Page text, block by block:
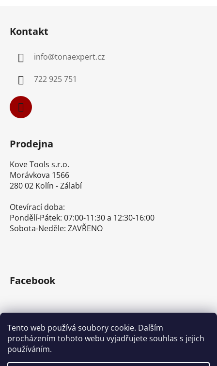
Tento web používá soubory cookie. Dalším
procházením tohoto webu vyjadřujete souhlas s jejich
používáním.
Kontakt
info@tonaexpert.cz
722 925 751
Prodejna
Kove Tools s.r.o.
Morávkova 1566
280 02 Kolín - Zálabí
Otevírací doba:
Pondělí-Pátek: 07:00-11:30 a 12:30-16:00
Sobota-Neděle: ZAVŘENO
Facebook
E-shop s ručním nářadím
Kove Tools s.r.o.